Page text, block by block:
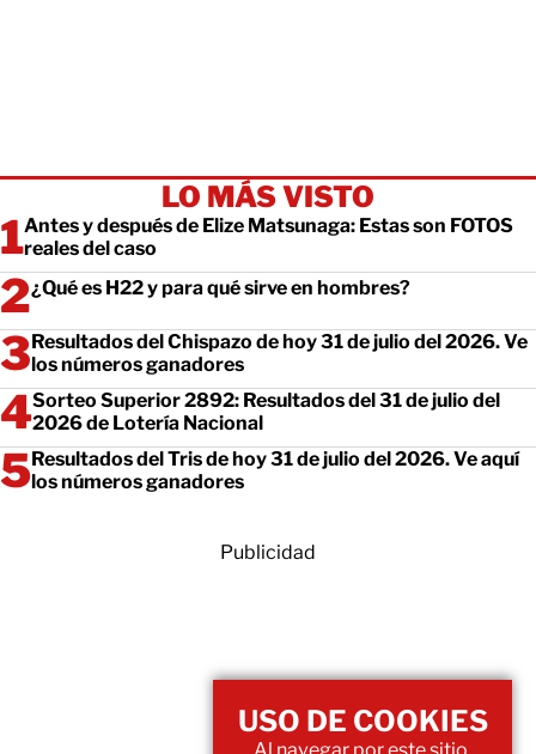
LO MÁS VISTO
Antes y después de Elize Matsunaga: Estas son FOTOS
reales del caso
¿Qué es H22 y para qué sirve en hombres?
Resultados del Chispazo de hoy 31 de julio del 2026. Ve
los números ganadores
Sorteo Superior 2892: Resultados del 31 de julio del
2026 de Lotería Nacional
Resultados del Tris de hoy 31 de julio del 2026. Ve aquí
los números ganadores
Publicidad
USO DE COOKIES